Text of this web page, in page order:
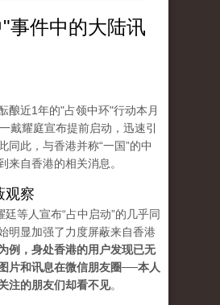
事件中的大陆讯
酿近1年的"占领中环"行动本月
戴耀庭宣布提前启动，迅速引
同此，与香港并称“一国”的中
来自香港的相关消息。
观察
廷等人宣布“占中启动”的几乎同
明显加强了力度屏蔽来自香港
例，身处香港的用户发现已无
片和讯息在微信朋友圈──本人
注的朋友们却看不见。